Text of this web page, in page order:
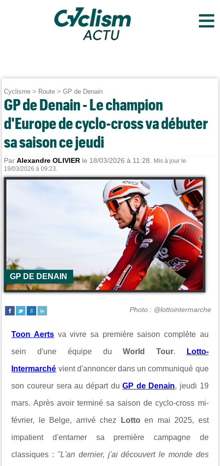
≡
Cyclisme > Route >GP de Denain
GP de Denain - Le champion
d'Europe de cyclo-cross va débuter
sa saison ce jeudi
ParAlexandre OLIVIER le 18/03/2026 à 11:28.
Mis à jour le
19/03/2026 à 09:23.
GP DE DENAIN
Photo : @lottointermarche
Toon Aerts va vivre sa première saison complète au
sein d'une équipe duWorld Tour. Lotto-
Intermarché vient d'annoncer dans un communiqué que
son coureur sera au départ duGP de Denain, jeudi 19
mars. Après avoir terminé sa saison de cyclo-cross mi-
février, le Belge, arrivé chez Lotto en mai 2025, est
impatient d'entamer sa première campagne de
classiques : "L'an dernier, j'ai découvert le monde des